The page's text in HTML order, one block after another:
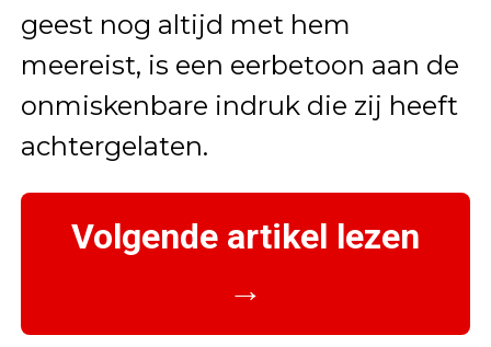
geest nog altijd met hem
meereist, is een eerbetoon aan de
onmiskenbare indruk die zij heeft
achtergelaten.
Volgende artikel lezen
→